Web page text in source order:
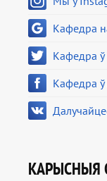
Кафедра
Кафедра
Кафедра
КАРЫСНЫЯ